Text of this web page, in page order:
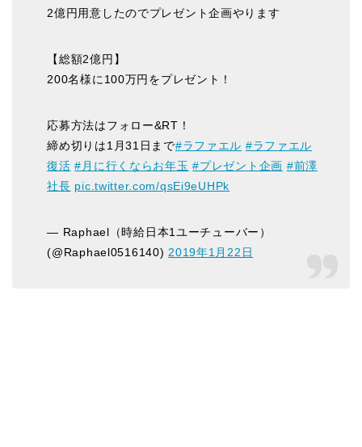
2億円用意したのでプレゼント企画やります
【総額2億円】
200名様に100万円をプレゼント！
応募方法はフォロー&RT！
締め切りは1月31日まで#ラファエル #ラファエル
復活 #月に行くならお年玉 #プレゼント企画 #前澤
社長 pic.twitter.com/qsEi9eUHPk
— Raphael（時給日本1ユーチューバー）
(@Raphael0516140) 2019年1月22日